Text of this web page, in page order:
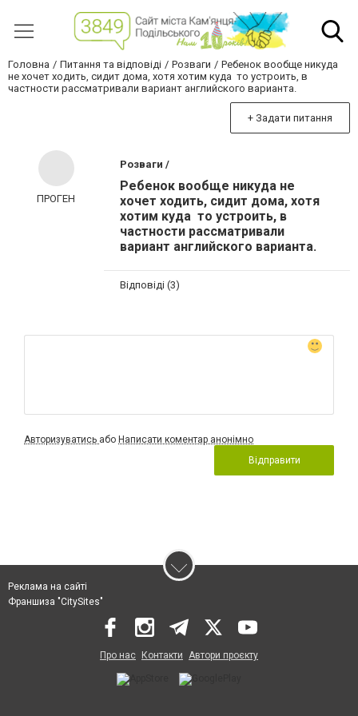
Головна Питання та відповіді Розваги
Ребенок вообще никуда
не хочет ходить, сидит дома, хотя хотим куда то устроить, в
частности рассматривали вариант английского варианта.
+ Задати питання
ПРОГЕН
Розваги /
Ребенок вообще никуда не
хочет ходить, сидит дома, хотя
хотим куда то устроить, в
частности рассматривали
вариант английского варианта.
Відповіді (3)
Авторизуватись або Написати коментар анонімно
Відправити
Реклама на сайті
Франшиза "CitySites"
Про нас Контакти Автори проєкту